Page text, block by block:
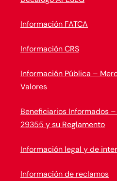
Información FATCA
Información CRS
Información Pública –
Valores
Beneficiarios Informados
29355 y su Reglamento
Información legal y de
Información de reclamos